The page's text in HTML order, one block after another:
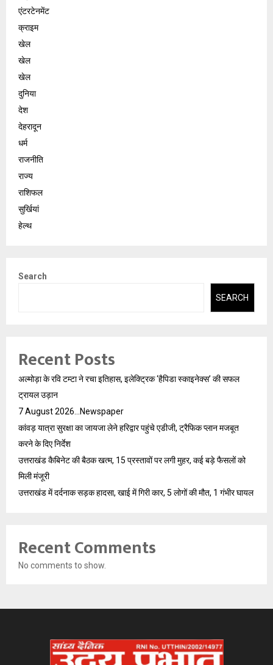
एंटरटेनमेंट
क्राइम
खेल
खेल
खेल
दुनिया
देश
देहरादून
धर्म
राजनीति
राज्य
राशिफल
सुर्खियां
हेल्थ
Search
SEARCH
Recent Posts
अल्मोड़ा के रवि टम्टा ने रचा इतिहास, इलेक्ट्रिक ‘हैपिडा स्काइनेक्स’ की सफल
ट्रायल उड़ान
7 August 2026…Newspaper
कांवड़ यात्रा सुरक्षा का जायजा लेने हरिद्वार पहुंचे एडीजी, ट्रैफिक प्लान मजबूत
करने के दिए निर्देश
उत्तराखंड कैबिनेट की बैठक खत्म, 15 प्रस्तावों पर लगी मुहर, कई बड़े फैसलों को
मिली मंजूरी
उत्तराखंड में दर्दनाक सड़क हादसा, खाई में गिरी कार, 5 लोगों की मौत, 1 गंभीर घायल
Recent Comments
No comments to show.